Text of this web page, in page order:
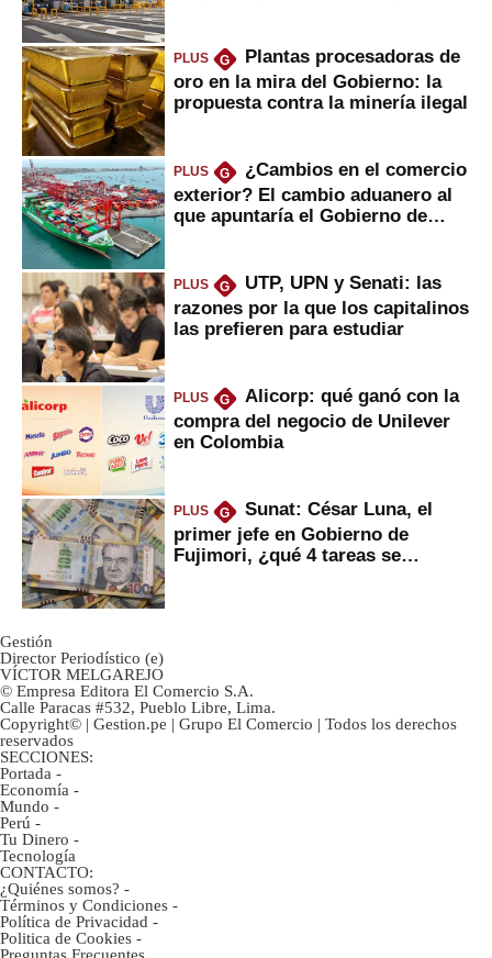
PLUS G
Plantas procesadoras de
oro en la mira del Gobierno: la
propuesta contra la minería ilegal
PLUS G
¿Cambios en el comercio
exterior? El cambio aduanero al
que apuntaría el Gobierno de
PLUS G
UTP, UPN y Senati: las
razones por la que los capitalinos
las prefieren para estudiar
PLUS G
Alicorp: qué ganó con la
compra del negocio de Unilever
en Colombia
PLUS G
Sunat: César Luna, el
primer jefe en Gobierno de
Fujimori, ¿qué 4 tareas se
Gestión
Director Periodístico (e)
VÍCTOR MELGAREJO
© Empresa Editora El Comercio S.A.
Calle Paracas #532, Pueblo Libre, Lima.
Copyright© | Gestion.pe | Grupo El Comercio | Todos los derechos
reservados
SECCIONES:
Portada -
Economía -
Mundo -
Perú -
Tu Dinero -
Tecnología
CONTACTO:
¿Quiénes somos? -
Términos y Condiciones -
Política de Privacidad -
Politica de Cookies -